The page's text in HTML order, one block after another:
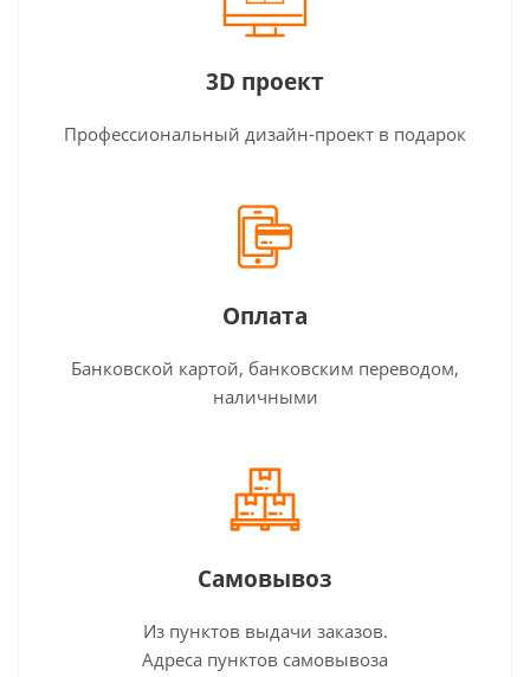
3D проект
Профессиональный дизайн-проект в подарок
Оплата
Банковской картой, банковским переводом,
наличными
Самовывоз
Из пунктов выдачи заказов.
Адреса пунктов самовывоза